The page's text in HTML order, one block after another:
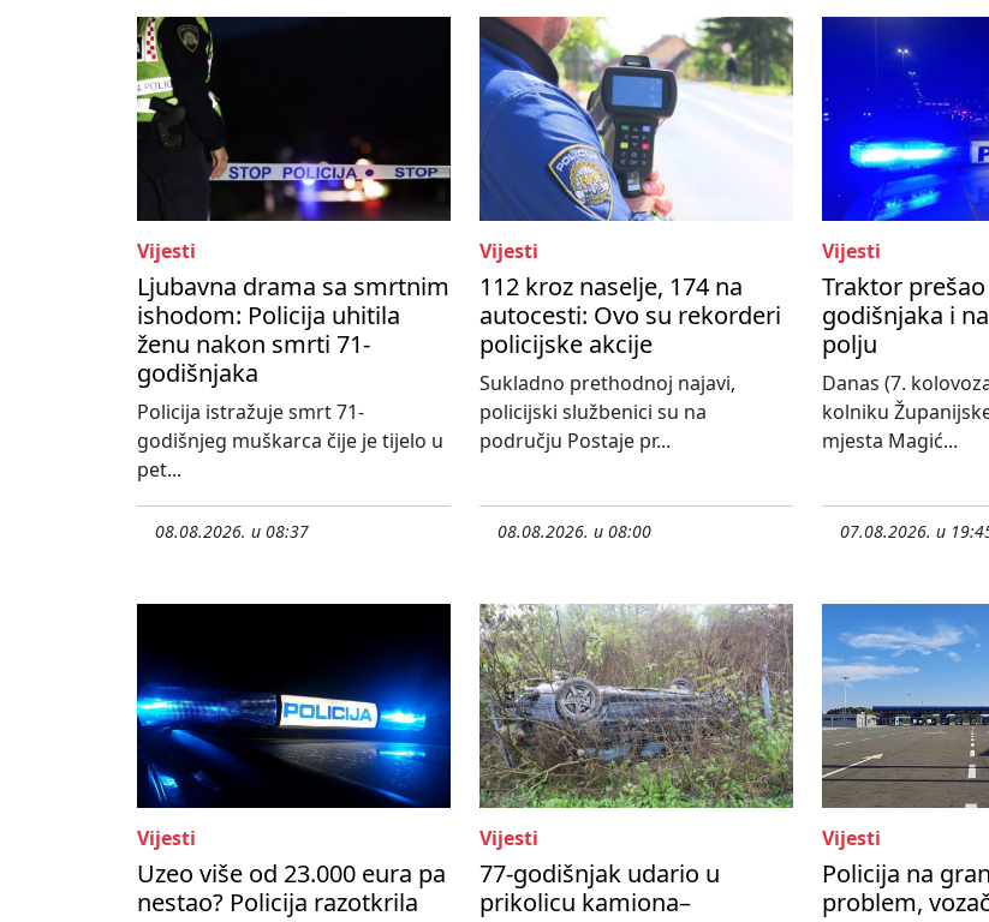
Vijesti
Ljubavna drama sa smrtnim
ishodom: Policija uhitila
ženu nakon smrti 71-
godišnjaka
Policija istražuje smrt 71-
godišnjeg muškarca čije je tijelo u
pet...
08.08.2026. u 08:37
Vijesti
112 kroz naselje, 174 na
autocesti: Ovo su rekorderi
policijske akcije
Sukladno prethodnoj najavi,
policijski službenici su na
području Postaje pr...
08.08.2026. u 08:00
Vijesti
Traktor
godišnjaka i
polju
Danas (7.
kolniku
mjesta Magić...
07.08.2026. u
Vijesti
Uzeo više od 23.000 eura pa
nestao? Policija razotkrila
Vijesti
77-godišnjak udario u
prikolicu kamiona–
Vijesti
Policija na
problem,